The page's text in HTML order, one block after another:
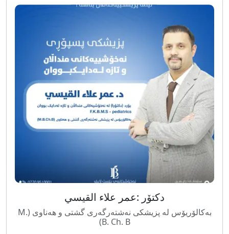
دکتۆر :عمر علاء القيسي
بەکالۆریۆس لە پزیشکی نەشتەرگەری گشتی و هەناوی (M.
B. Ch. B)